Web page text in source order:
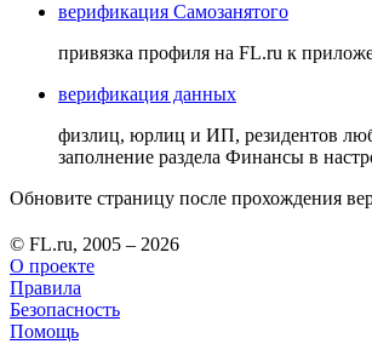
верификация Самозанятого
привязка профиля на FL.ru к
верификация данных
физлиц, юрлиц и ИП, резидентов
заполнение раздела Финансы в
Обновите страницу после прохождения
© FL.ru, 2005 – 2026
О проекте
Правила
Безопасность
Помощь